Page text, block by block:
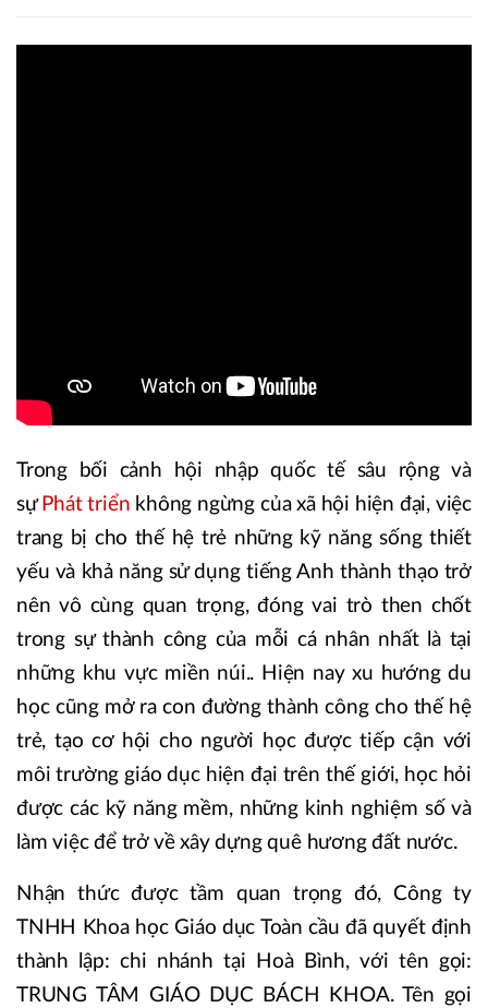
Trong bối cảnh hội nhập quốc tế sâu rộng và
sự Phát triển không ngừng của xã hội hiện đại, việc
trang bị cho thế hệ trẻ những kỹ năng sống thiết
yếu và khả năng sử dụng tiếng Anh thành thạo trở
nên vô cùng quan trọng, đóng vai trò then chốt
trong sự thành công của mỗi cá nhân nhất là tại
những khu vực miền núi.. ​Hiện nay xu hướng du
học cũng mở ra con đường thành công cho thế hệ
trẻ, tạo cơ hội cho người học được tiếp cận với
môi trường giáo dục hiện đại trên thế giới, học hỏi
được các kỹ năng mềm, những kinh nghiệm số và
làm việc để trở về xây dựng quê hương đất nước.
Nhận thức được tầm quan trọng đó, Công ty
TNHH Khoa học Giáo dục Toàn cầu đã quyết định
thành lập: chi nhánh tại Hoà Bình, với tên gọi:
TRUNG TÂM GIÁO DỤC BÁCH KHOA. Tên gọi